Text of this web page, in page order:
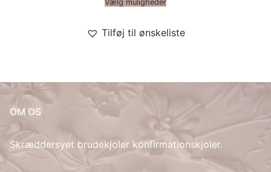
Vælg muligheder
Tilføj til ønskeliste
OM OS
Skræddersyet brudekjoler konfirmationskjoler.